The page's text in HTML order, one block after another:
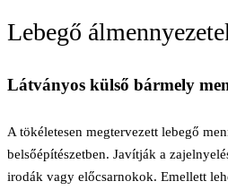
Lebegő
Látványos külső bármely
A tökéletesen megtervezett lebegő
belsőépítészetben. Javítják a
irodák vagy előcsarnokok. Emellett